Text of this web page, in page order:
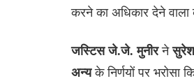
करने का अधिकार देने वाला
जस्टिस जे.जे. मुनीरनेसुरेश
अन्यके निर्णयों पर भरोसा